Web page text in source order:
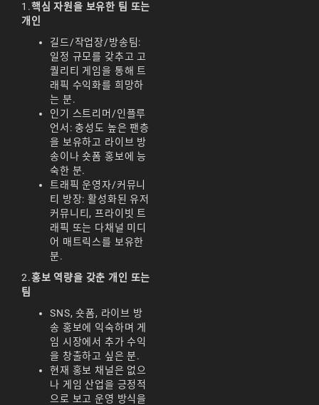
1.핵심 자원을 보유한 팀 또는
개인
길드/작업장/방송팀:
일정 규모를 갖추고 고
퀄리티 게임을 통해 트
래픽 수익화를 희망하
는 분.
인기 스트리머/인플루
언서: 충성도 높은 팬층
을 보유하고 라이브 방
송이나 숏폼 홍보에 능
숙한 분.
트래픽 운영자/커뮤니
티 방장: 활성화된 유저
커뮤니티, 프라이빗 트
래픽 또는 다채널 미디
어 매트릭스를 보유한
분.
2.홍보 역량을 갖춘 개인 또는
팀
SNS, 숏폼, 라이브 방
송 홍보에 익숙하며 게
임 시장에서 추가 수익
을 창출하고 싶은 분.
현재 홍보 채널은 없으
나 게임 산업을 긍정적
으로 보고 운영 방식을